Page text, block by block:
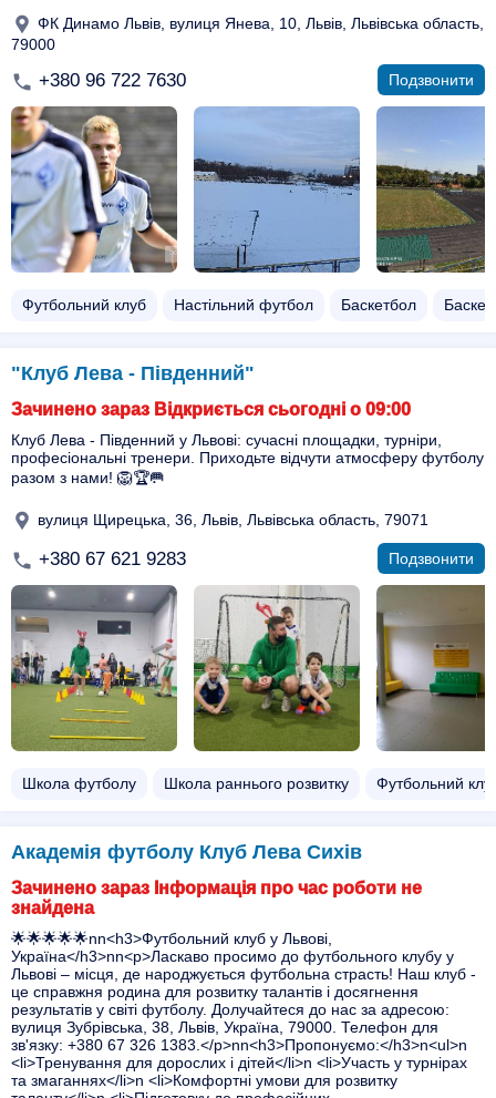
ФК Динамо Львів, вулиця Янева, 10, Львів, Львівська область,
79000
+380 96 722 7630 Подзвонити
Футбольний клуб Настільний футбол Баскетбол
"Клуб Лева - Південний"
Зачинено зараз Відкриється сьогодні о 09:00
Клуб Лева - Південний у Львові: сучасні площадки, турніри,
професіональні тренери. Приходьте відчути атмосферу футболу
разом з нами! 🦁🏆🥅
вулиця Щирецька, 36, Львів, Львівська область, 79071
+380 67 621 9283 Подзвонити
Школа футболу Школа раннього розвитку Футбольний
Академія футболу Клуб Лева Сихів
Зачинено зараз Інформація про час роботи не
знайдена
🌟🌟🌟🌟🌟nn<h3>Футбольний клуб у Львові,
Україна</h3>nn<p>Ласкаво просимо до футбольного клубу у
Львові – місця, де народжується футбольна страсть! Наш клуб -
це справжня родина для розвитку талантів і досягнення
результатів у світі футболу. Долучайтеся до нас за адресою:
вулиця Зубрівська, 38, Львів, Україна, 79000. Телефон для
зв'язку: +380 67 326 1383.</p>nn<h3>Пропонуємо:</h3>n<ul>n
<li>Тренування для дорослих і дітей</li>n <li>Участь у турнірах
та змаганнях</li>n <li>Комфортні умови для розвитку